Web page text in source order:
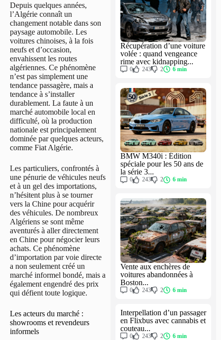
Depuis quelques années,
l’Algérie connaît un
changement notable dans son
paysage automobile. Les
voitures chinoises, à la fois
neufs et d’occasion,
envahissent les routes
algériennes. Ce phénomène
n’est pas simplement une
tendance passagère, mais a
tendance à s’installer
durablement. La faute à un
marché automobile local en
difficulté, où la production
nationale est principalement
dominée par quelques acteurs,
comme Fiat Algérie.
Les particuliers, confrontés à
une pénurie de véhicules neufs
et à un gel des importations,
n’hésitent plus à se tourner
vers la Chine pour acquérir
des véhicules. De nombreux
Algériens se sont même
aventurés à aller directement
en Chine pour négocier leurs
achats. Ce phénomène
d’importation par voie directe
a non seulement créé un
marché informel bondé, mais a
également engendré des prix
qui défient toute logique.
Les acteurs du marché :
showrooms et revendeurs
informels
Récupération d’une voiture
volée : quand vengeance
rime avec kidnapping...
0 243 2 6 min
BMW M340i : Édition
spéciale pour les 50 ans de
la série 3...
0 243 2 6 min
Vente aux enchères de
voitures abandonnées à
Boston...
0 243 2 6 min
Interpellation d’un passager
en Flixbus avec cannabis et
couteau...
0 243 2 6 min